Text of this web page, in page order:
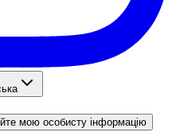
мою особисту інформацію